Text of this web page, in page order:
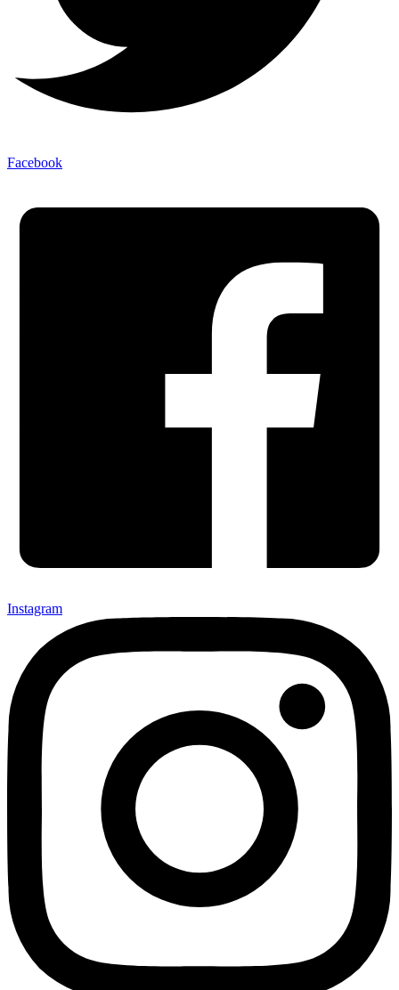
Facebook
Instagram